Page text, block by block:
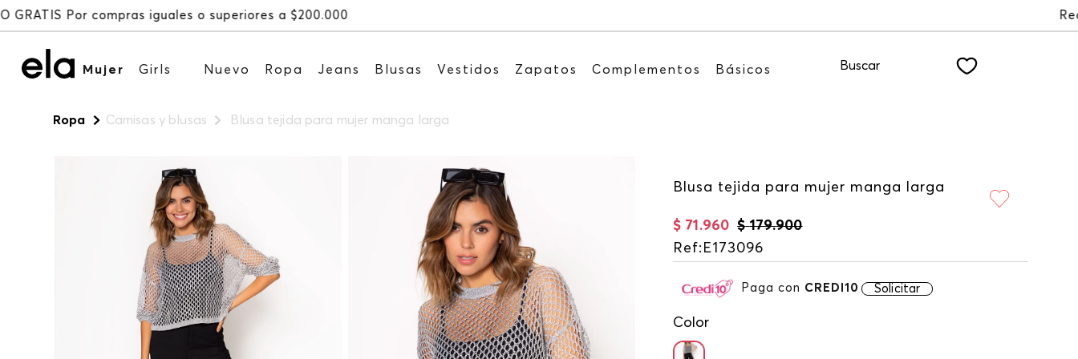
Mujer Girls Nuevo Ropa Jeans Blusas Vestidos Zapatos Complementos Básicos Buscar
Ropa Camisas y blusas Blusa tejida para mujer manga larga
Blusa tejida para mujer manga larga
$ 179.900
$ 71 .960
Ref: E173096
Paga con CREDI10 Solicitar
Color